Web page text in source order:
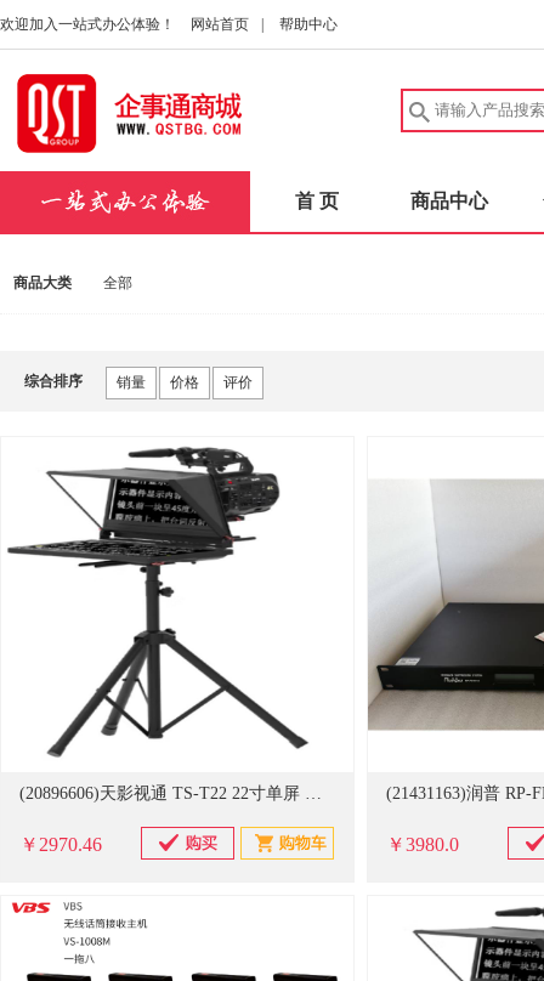
欢迎加入一站式办公体验！ 网站首页 帮助中心
首 页 商品中心
商品大类 全部
综合排序 销量 价格 评价
(20896606)天影视通 TS-T22 22寸单屏 视频提词器(单位：套)
￥2970.46 ￥3980.0